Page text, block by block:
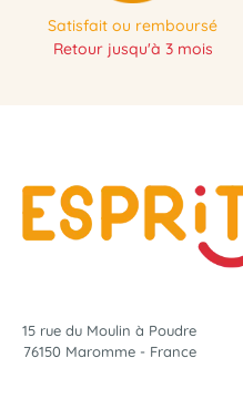
Satisfait ou remboursé
Retour jusqu'à 3 mois
15 rue du Moulin à Poudre
76150 Maromme - France